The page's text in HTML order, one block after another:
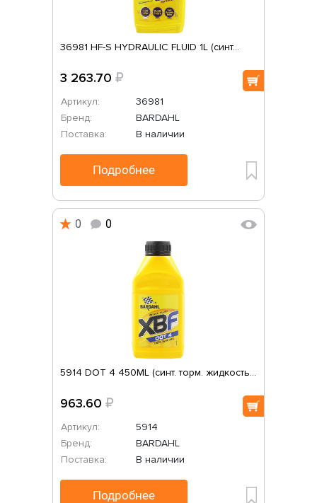
36981 HF-S HYDRAULIC FLUID 1L (синт...
3 263.70 ₽
Артикул:
36981
Бренд:
BARDAHL
Поставка:
В наличии
Подробнее
0 0
5914 DOT 4 450ML (синт. торм. жидкость...
963.60 ₽
Артикул:
5914
Бренд:
BARDAHL
Поставка:
В наличии
Подробнее